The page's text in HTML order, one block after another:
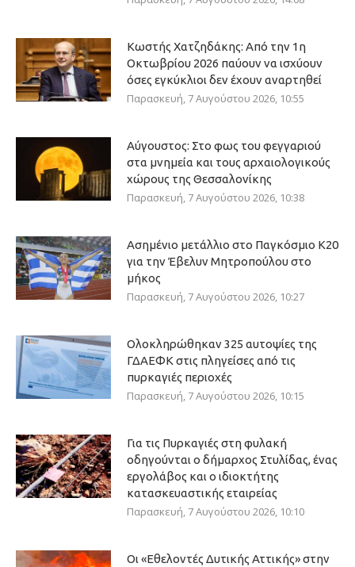
Κωστής Χατζηδάκης: Από την 1η
Οκτωβρίου 2026 παύουν να ισχύουν
όσες εγκύκλιοι δεν έχουν αναρτηθεί
Παρασκευή, 7 Αυγούστου 2026, 10:55
Αύγουστος: Στο φως του φεγγαριού
στα μνημεία και τους αρχαιολογικούς
χώρους της Θεσσαλονίκης
Παρασκευή, 7 Αυγούστου 2026, 10:38
Ασημένιο μετάλλιο στο Παγκόσμιο Κ20
για την Έβελυν Μητροπούλου στο
μήκος
Παρασκευή, 7 Αυγούστου 2026, 10:27
Ολοκληρώθηκαν 325 αυτοψίες της
ΓΔΑΕΦΚ στις πληγείσες από τις
πυρκαγιές περιοχές
Παρασκευή, 7 Αυγούστου 2026, 10:15
Για τις Πυρκαγιές στη φυλακή
οδηγούνται ο δήμαρχος Στυλίδας, ένας
εργολάβος και ο ιδιοκτήτης
κατασκευαστικής εταιρείας
Παρασκευή, 7 Αυγούστου 2026, 10:10
Οι «Εθελοντές Δυτικής Αττικής» στην